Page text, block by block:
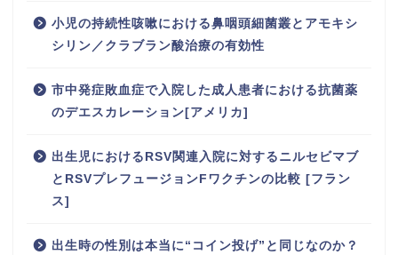
小児の持続性咳嗽における鼻咽頭細菌叢とアモキシ
シリン／クラブラン酸治療の有効性
市中発症敗血症で入院した成人患者における抗菌薬
のデエスカレーション[アメリカ]
出生児におけるRSV関連入院に対するニルセビマブ
とRSVプレフュージョンFワクチンの比較 [フラン
ス]
出生時の性別は本当に“コイン投げ”と同じなのか？